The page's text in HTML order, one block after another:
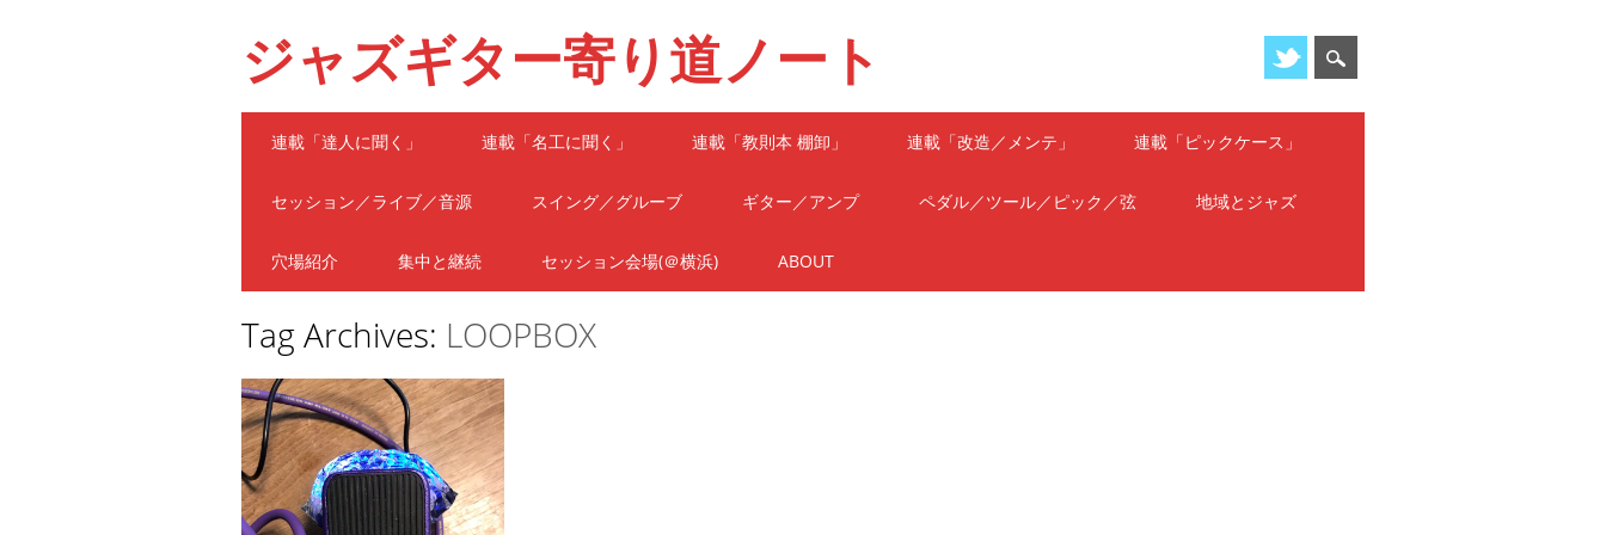
ジャズギター寄り道ノート
Main menu
連載「達人に聞く」 連載「名工に聞く」 連載「教則本 棚卸」 連載「改造／メンテ」 連載「ピックケース」
セッション／ライブ／音源 スイング／グルーブ ギター／アンプ ペダル／ツール／ピック／弦 地域とジャズ
穴場紹介 集中と継続 セッション会場(＠横浜) ABOUT
Tag Archives: LOOPBOX